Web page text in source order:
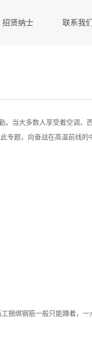
招贤纳士 联系我
。当大多数人享受着空调、
专题，向奋战在高温前线的
捆绑钢筋一般只能蹲着，一